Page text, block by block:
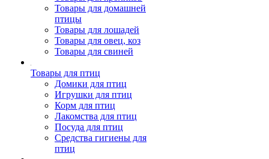
Товары для домашней
птицы
Товары для лошадей
Товары для овец, коз
Товары для свиней
Товары для птиц
Домики для птиц
Игрушки для птиц
Корм для птиц
Лакомства для птиц
Посуда для птиц
Средства гигиены для
птиц